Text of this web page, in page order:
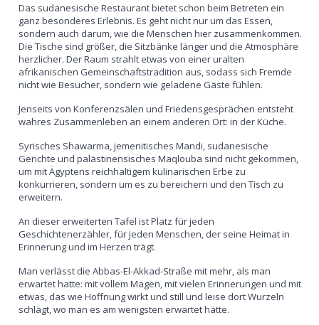
Das sudanesische Restaurant bietet schon beim Betreten ein
ganz besonderes Erlebnis. Es geht nicht nur um das Essen,
sondern auch darum, wie die Menschen hier zusammenkommen.
Die Tische sind größer, die Sitzbänke länger und die Atmosphäre
herzlicher. Der Raum strahlt etwas von einer uralten
afrikanischen Gemeinschaftstradition aus, sodass sich Fremde
nicht wie Besucher, sondern wie geladene Gäste fühlen.
Jenseits von Konferenzsälen und Friedensgesprächen entsteht
wahres Zusammenleben an einem anderen Ort: in der Küche.
Syrisches Shawarma, jemenitisches Mandi, sudanesische
Gerichte und palästinensisches Maqlouba sind nicht gekommen,
um mit Ägyptens reichhaltigem kulinarischen Erbe zu
konkurrieren, sondern um es zu bereichern und den Tisch zu
erweitern.
An dieser erweiterten Tafel ist Platz für jeden
Geschichtenerzähler, für jeden Menschen, der seine Heimat in
Erinnerung und im Herzen trägt.
Man verlässt die Abbas-El-Akkad-Straße mit mehr, als man
erwartet hatte: mit vollem Magen, mit vielen Erinnerungen und mit
etwas, das wie Hoffnung wirkt und still und leise dort Wurzeln
schlägt, wo man es am wenigsten erwartet hätte.